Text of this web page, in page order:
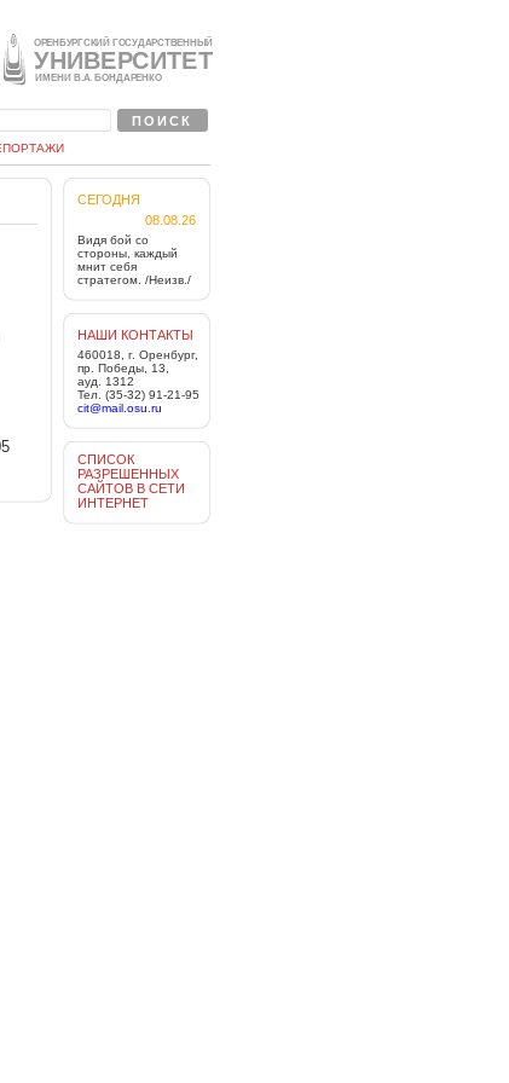
СЕГОДНЯ
08.08.26
Видя бой со
стороны, каждый
мнит себя
стратегом. /Неизв./
НАШИ КОНТАКТЫ
460018, г. Оренбург,
пр. Победы, 13,
ауд. 1312
Тел. (35-32) 91-21-95
cit@mail.osu.ru
СПИСОК
РАЗРЕШЕННЫХ
САЙТОВ В СЕТИ
ИНТЕРНЕТ